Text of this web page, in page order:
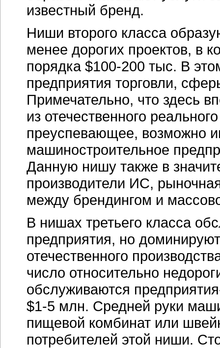
известный бренд.
Ниши второго класса
менее дорогих проектов, в
порядка $100-200 тыс. В
предприятия торговли,
Примечательно, что здесь
из отечественного
преуспевающее, возможно
машиностроительное
Данную нишу также в
производители ИС,
между брендингом и
В нишах третьего класса
предприятия, но
отечественного
число относительно
обслуживаются
$1-5 млн. Средней руки
пищевой комбинат или
потребителей этой ниши.